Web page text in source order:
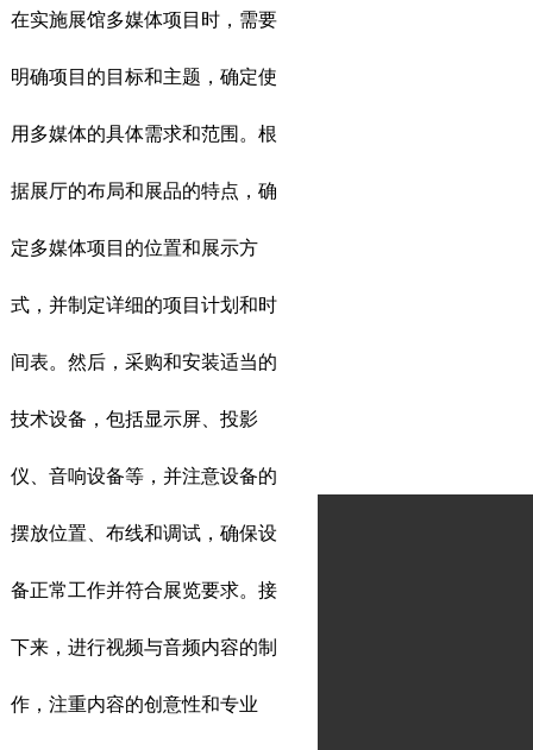
在实施展馆多媒体项目时，需要
明确项目的目标和主题，确定使
用多媒体的具体需求和范围。根
据展厅的布局和展品的特点，确
定多媒体项目的位置和展示方
式，并制定详细的项目计划和时
间表。然后，采购和安装适当的
技术设备，包括显示屏、投影
仪、音响设备等，并注意设备的
摆放位置、布线和调试，确保设
备正常工作并符合展览要求。接
下来，进行视频与音频内容的制
作，注重内容的创意性和专业